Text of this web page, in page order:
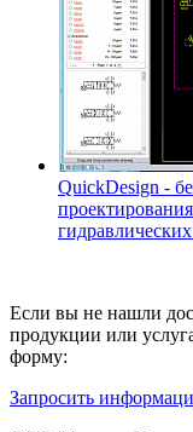
QuickDesign -
Если вы не нашли
продукции или
форму:
Запросить